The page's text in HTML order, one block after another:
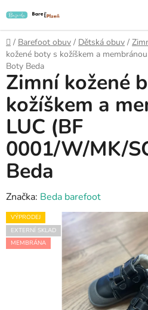
na
obsah
Domů
/ Barefoot obuv / Dětská obuv /
kožené boty s kožíškem a
Boty Beda
Zimní kožené
kožíškem a
LUC (BF
0001/W/MK/
Beda
Značka: Beda barefoot
VÝPRODEJ
EXTERNÍ SKLAD
MEMBRÁNA